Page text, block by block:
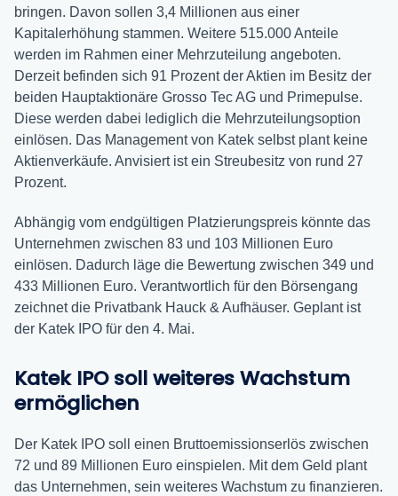
bringen. Davon sollen 3,4 Millionen aus einer
Kapitalerhöhung stammen. Weitere 515.000 Anteile
werden im Rahmen einer Mehrzuteilung angeboten.
Derzeit befinden sich 91 Prozent der Aktien im Besitz der
beiden Hauptaktionäre Grosso Tec AG und Primepulse.
Diese werden dabei lediglich die Mehrzuteilungsoption
einlösen. Das Management von Katek selbst plant keine
Aktienverkäufe. Anvisiert ist ein Streubesitz von rund 27
Prozent.
Abhängig vom endgültigen Platzierungspreis könnte das
Unternehmen zwischen 83 und 103 Millionen Euro
einlösen. Dadurch läge die Bewertung zwischen 349 und
433 Millionen Euro. Verantwortlich für den Börsengang
zeichnet die Privatbank Hauck & Aufhäuser. Geplant ist
der Katek IPO für den 4. Mai.
Katek IPO soll weiteres Wachstum
ermöglichen
Der Katek IPO soll einen Bruttoemissionserlös zwischen
72 und 89 Millionen Euro einspielen. Mit dem Geld plant
das Unternehmen, sein weiteres Wachstum zu finanzieren.